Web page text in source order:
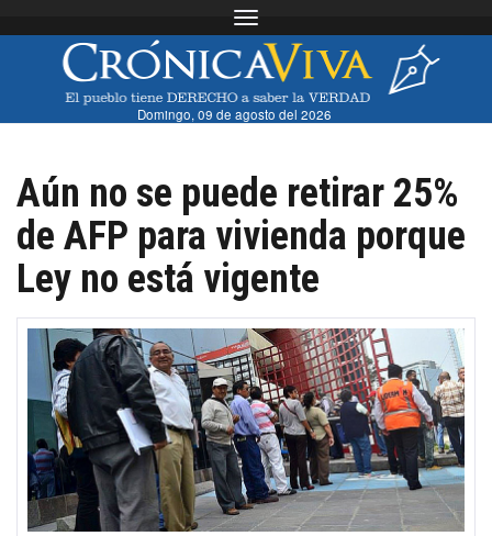
Toggle navigation
Domingo, 09 de agosto del 2026
Aún no se puede retirar 25%
de AFP para vivienda porque
Ley no está vigente